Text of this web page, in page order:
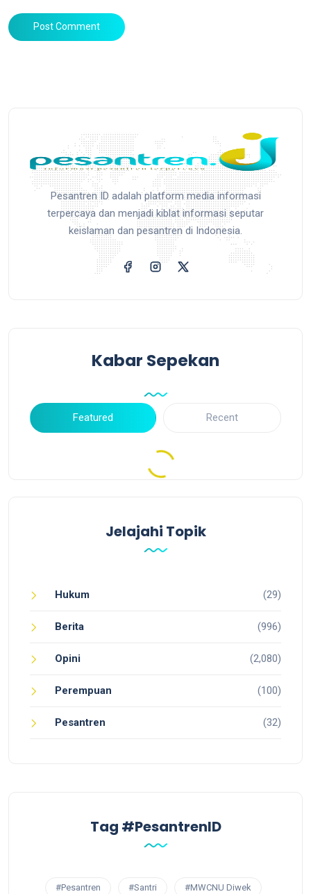
Post Comment
Pesantren ID adalah platform media informasi
terpercaya dan menjadi kiblat informasi seputar
keislaman dan pesantren di Indonesia.
Kabar Sepekan
Featured Recent
Jelajahi Topik
Hukum (29)
Berita (996)
Opini (2,080)
Perempuan (100)
Pesantren (32)
Tag #PesantrenID
#Pesantren #Santri #MWCNU Diwek